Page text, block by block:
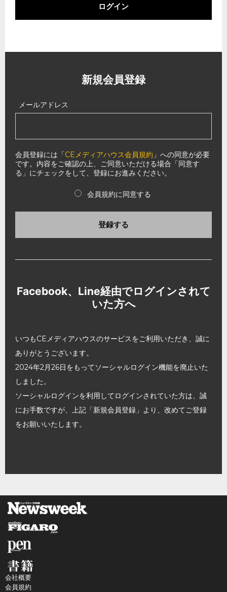
ログイン
新規会員登録
メールアドレス
会員登録には「CEメディアハウス会員規約 」への同意が必要
です。内容をご確認の上、ご同意いただける場合「同意す
る」にチェックをして、登録にお進みください。
会員規約に同意する
登録する
Facebook、Line経由でログインされて
いた方へ
いつもCEメディアハウスのサービスをご利用いただき、誠に
ありがとうございます。
2024年2月26日をもってソーシャルログイン機能を廃止いた
しました。
ソーシャルログインを利用してログインされていた方は、誠
にお手数ですが、上記「新規会員登録」より、改めてご登録
をお願いいたします。
会社概要
会員規約